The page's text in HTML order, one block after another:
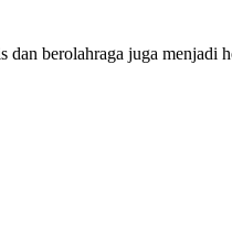
dan berolahraga juga menjadi